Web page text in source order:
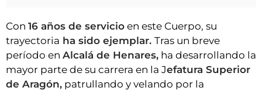
Con 16 años de servicio en este Cuerpo, su
trayectoria ha sido ejemplar. Tras un breve
período en Alcalá de Henares, ha desarrollando la
mayor parte de su carrera en la Jefatura Superior
de Aragón, patrullando y velando por la